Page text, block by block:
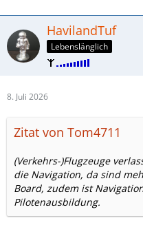
HavilandTuf
Lebenslänglich
8. Juli 2026
Zitat von Tom4711
(Verkehrs-)Flugzeuge
die Navigation, da sind
Board, zudem ist
Pilotenausbildung.